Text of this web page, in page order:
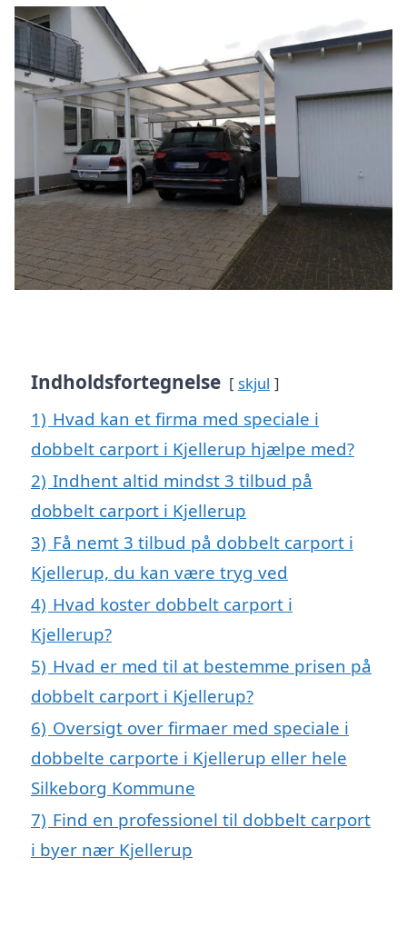
Indholdsfortegnelse skjul
1) Hvad kan et firma med speciale i
dobbelt carport i Kjellerup hjælpe med?
2) Indhent altid mindst 3 tilbud på
dobbelt carport i Kjellerup
3) Få nemt 3 tilbud på dobbelt carport i
Kjellerup, du kan være tryg ved
4) Hvad koster dobbelt carport i
Kjellerup?
5) Hvad er med til at bestemme prisen på
dobbelt carport i Kjellerup?
6) Oversigt over firmaer med speciale i
dobbelte carporte i Kjellerup eller hele
Silkeborg Kommune
7) Find en professionel til dobbelt carport
i byer nær Kjellerup